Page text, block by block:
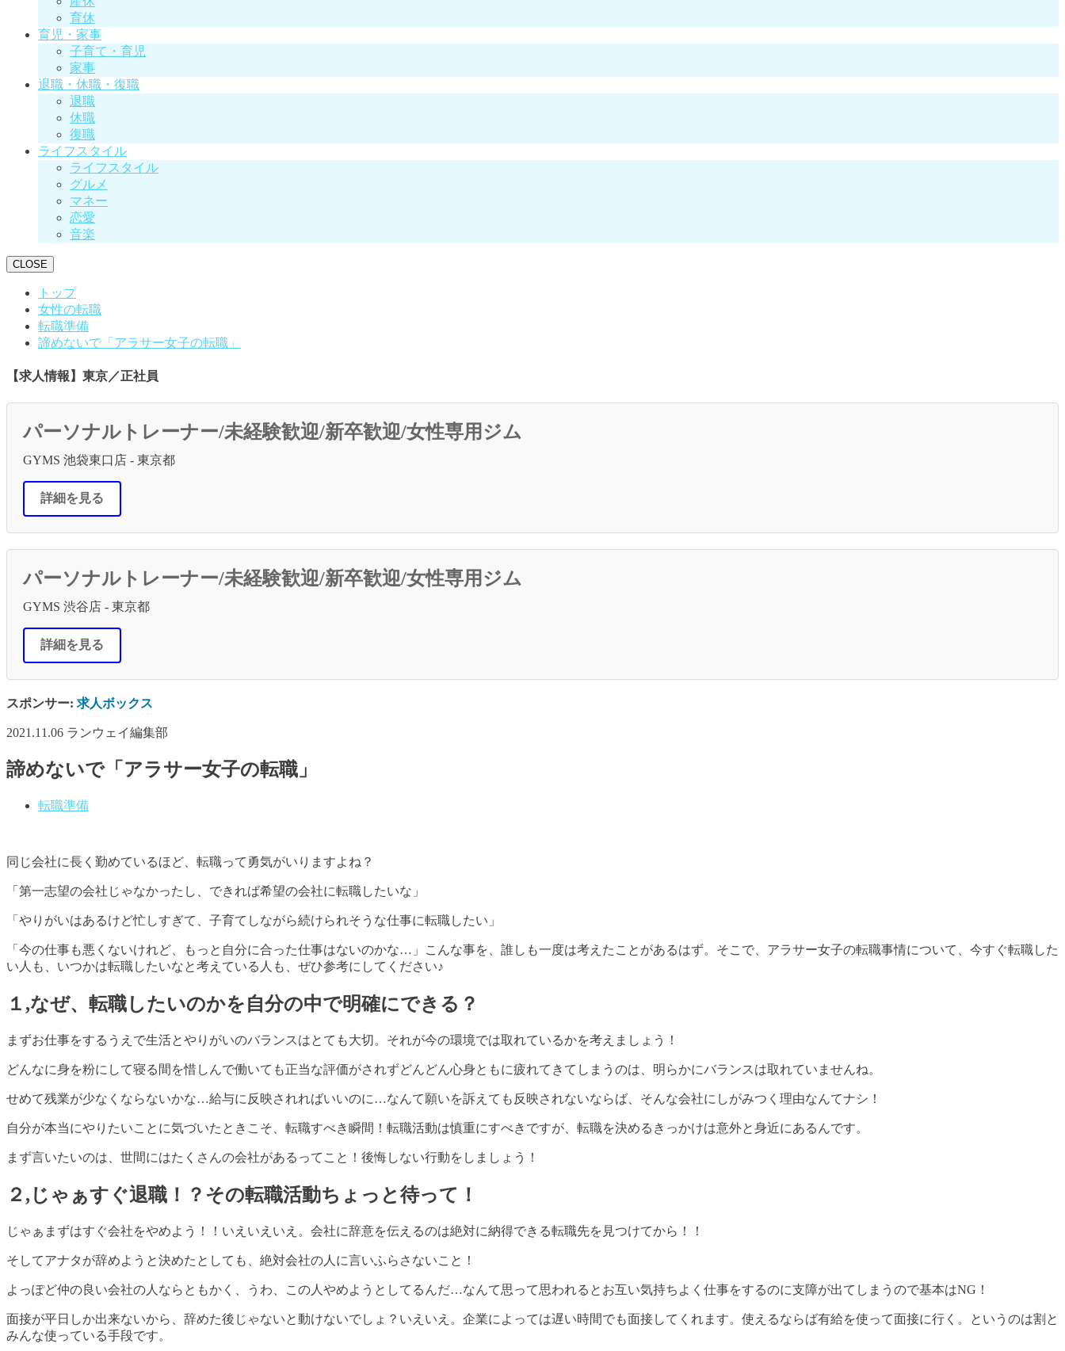
育休
育児・家事
子育て・育児
家事
退職・休職・復職
退職
休職
復職
ライフスタイル
ライフスタイル
グルメ
マネー
恋愛
音楽
CLOSE
トップ
女性の転職
転職準備
諦めないで「アラサー女子の転職」
【求人情報】東京／正社員
パーソナルトレーナー/未経験歓迎/新卒歓迎/女性専用ジム
GYMS 池袋東口店 - 東京都
詳細を見る
パーソナルトレーナー/未経験歓迎/新卒歓迎/女性専用ジム
GYMS 渋谷店 - 東京都
詳細を見る
スポンサー: 求人ボックス
2021.11.06 ランウェイ編集部
諦めないで「アラサー女子の転職」
転職準備
同じ会社に長く勤めているほど、転職って勇気がいりますよね？
「第一志望の会社じゃなかったし、できれば希望の会社に転職したいな」
「やりがいはあるけど忙しすぎて、子育てしながら続けられそうな仕事に転職したい」
「今の仕事も悪くないけれど、もっと自分に合った仕事はないのかな… 」こんな事を、誰しも一度は考えたことがあるはず。そこで、アラサー女子の転職事情について、今すぐ転職した
い人も、いつかは転職したいなと考えている人も、ぜひ参考にしてください♪
１ ,なぜ、転職したいのかを自分の中で明確にできる？
まずお仕事をするうえで生活とやりがいのバランスはとても大切。それが今の環境では取れているかを考えましょう！
どんなに身を粉にして寝る間を惜しんで働いても正当な評価がされずどんどん心身ともに疲れてきてしまうのは、明らかにバランスは取れていませんね。
せめて残業が少なくならないかな…給与に反映されればいいのに…なんて願いを訴えても反映されないならば、そんな会社にしがみつく理由なんてナシ！
自分が本当にやりたいことに気づいたときこそ、転職すべき瞬間！転職活動は慎重にすべきですが、転職を決めるきっかけは意外と身近にあるんです。
まず言いたいのは、世間にはたくさんの会社があるってこと！後悔しない行動をしましょう！
２ , じゃぁすぐ退職！？その転職活動ちょっと待って！
じゃぁまずはすぐ会社をやめよう！！いえいえいえ。会社に辞意を伝えるのは絶対に納得できる転職先を見つけてから！！
そしてアナタが辞めようと決めたとしても、絶対会社の人に言いふらさないこと！
よっぽど仲の良い会社の人ならともかく、うわ、この人やめようとしてるんだ…なんて思って思われるとお互い気持ちよく仕事をするのに支障が出てしまうので基本はNG ！
面接が平日しか出来ないから、辞めた後じゃないと動けないでしょ？いえいえ。企業によっては遅い時間でも面接してくれます。使えるならば有給を使って面接に行く。というのは割と
みんな使っている手段です。